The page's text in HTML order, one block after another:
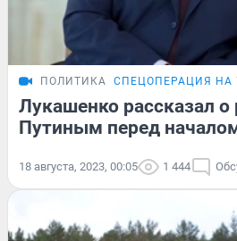
ПОЛИТИКА СПЕЦОПЕРАЦИЯ НА
Лукашенко рассказал о
Путиным перед
18 августа, 2023, 00:05 1 444